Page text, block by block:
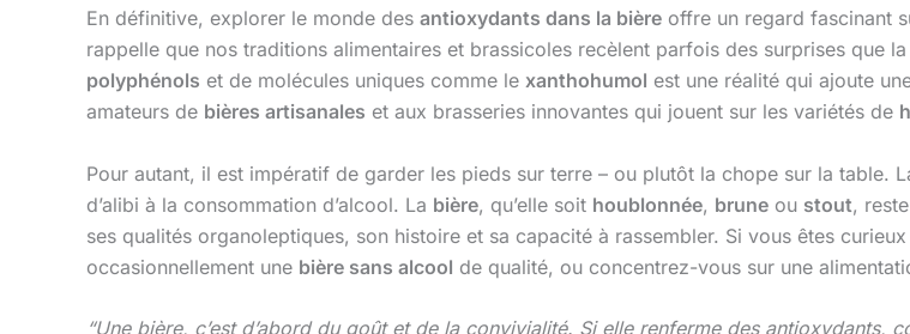
En définitive, explorer le monde des antioxydants dans la bière offre un regard fascinant
rappelle que nos traditions alimentaires et brassicoles recèlent parfois des surprises que
polyphénols et de molécules uniques comme le xanthohumol est une réalité qui ajoute
amateurs de bières artisanales et aux brasseries innovantes qui jouent sur les variétés de
Pour autant, il est impératif de garder les pieds sur terre – ou plutôt la chope sur la table.
d’alibi à la consommation d’alcool. La bière, qu’elle soit houblonnée, brune ou stout,
ses qualités organoleptiques, son histoire et sa capacité à rassembler. Si vous êtes
occasionnellement une bière sans alcool de qualité, ou concentrez-vous sur une
“Une bière, c’est d’abord du goût et de la convivialité. Si elle renferme des